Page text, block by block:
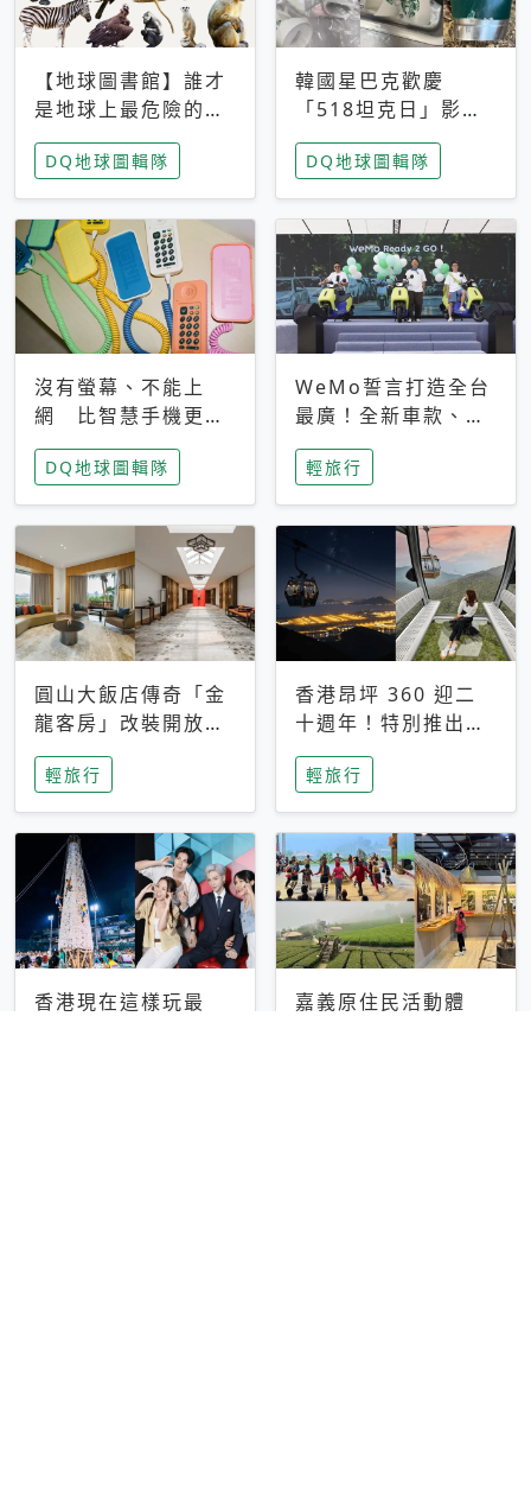
【地球圖書館】誰才
是地球上最危險的動
物？人類喜好決定哪
些動物「揹黑鍋」
DQ地球圖輯隊
韓國星巴克歡慶
「518坦克日」影射
光州民主化運動 民
眾：別在歷史傷口上
做生意
DQ地球圖輯隊
沒有螢幕、不能上
網 比智慧手機更讓
家長安心，美國孩童
瘋迷復古「有線電
話」
DQ地球圖輯隊
WeMo誓言打造全台
最廣！全新車款、獨
特香氛，共享科技迎
來新世代
輕旅行
圓山大飯店傳奇「金
龍客房」改裝開放！
房型特色亮點一覽
輕旅行
香港昂坪 360 迎二
十週年！特別推出
「夜間纜車」，輕旅
行帶你搶先揭秘台灣
專屬禮遇
輕旅行
香港現在這樣玩最
嘉義原住民活動體